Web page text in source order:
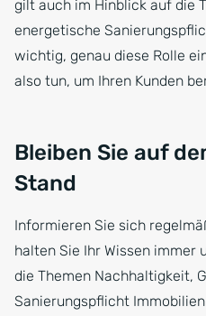
gilt auch im Hinblick auf die
energetische
wichtig, genau diese Rolle
also tun, um Ihren Kunden
Bleiben Sie auf
Stand
Informieren Sie sich
halten Sie Ihr Wissen immer
die Themen Nachhaltigkeit,
Sanierungspflicht